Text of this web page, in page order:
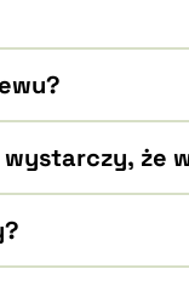
że